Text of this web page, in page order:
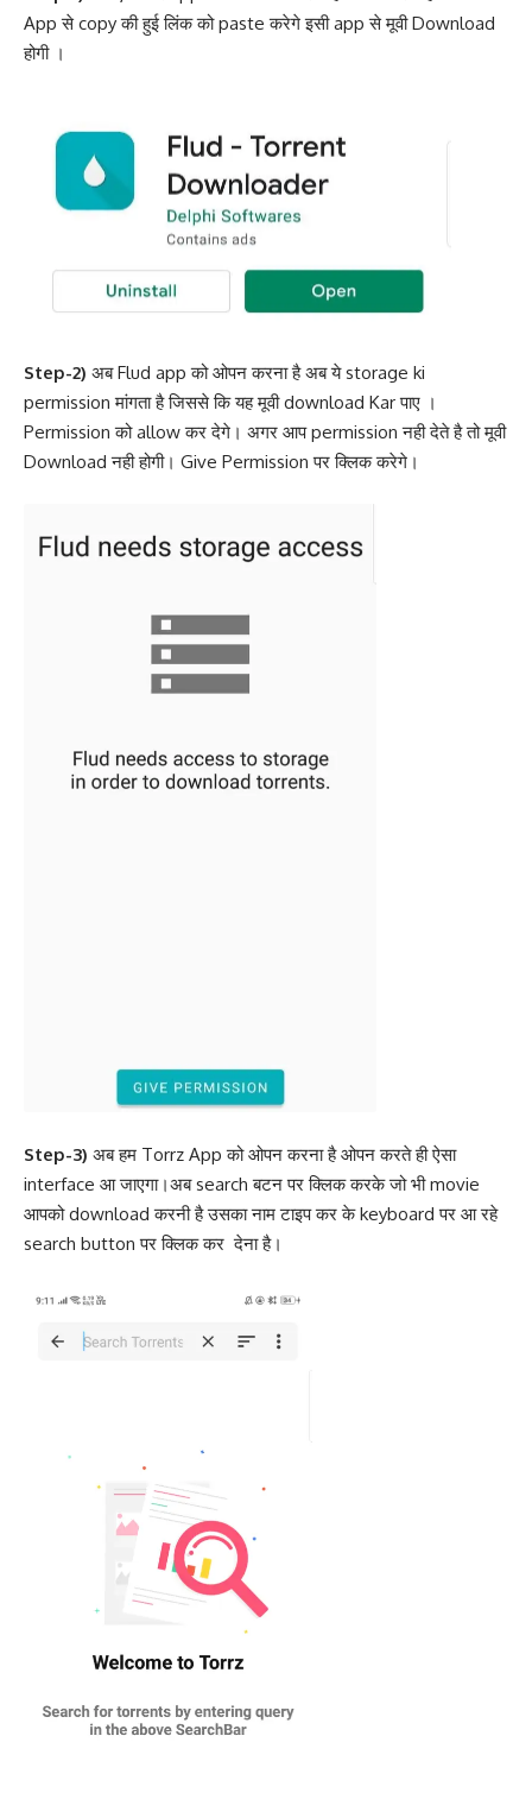
App से copy की हुई लिंक को paste करेगे इसी app से मूवी Download
होगी ।
Step-2) अब Flud app को ओपन करना है अब ये storage ki
permission मांगता है जिससे कि यह मूवी download Kar पाए ।
Permission को allow कर देगे। अगर आप permission नही देते है तो मूवी
Download नही होगी। Give Permission पर क्लिक करेगे।
Step-3) अब हम Torrz App को ओपन करना है ओपन करते ही ऐसा
interface आ जाएगा।अब search बटन पर क्लिक करके जो भी movie
आपको download करनी है उसका नाम टाइप कर के keyboard पर आ रहे
search button पर क्लिक कर देना है।